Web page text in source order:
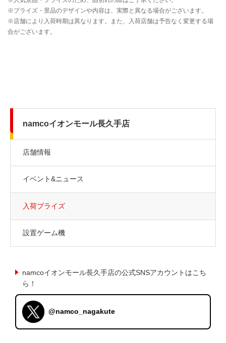
namcoイオンモール長久手店
店舗情報
イベント&ニュース
入荷プライズ
設置ゲーム機
namcoイオンモール長久手店の公式SNSアカウントはこち
ら！
@namco_nagakute